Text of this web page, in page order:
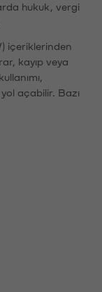
hukuk, vergi
içeriklerinden
kayıp veya
açabilir. Bazı